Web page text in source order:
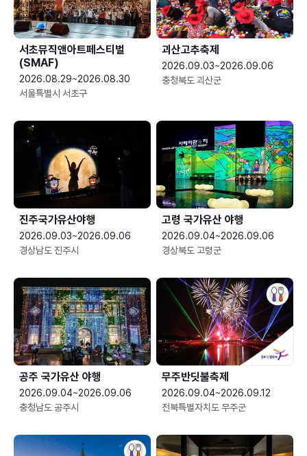
서초뮤직앤아트페스티벌
(SMAF)
2026.08.29~2026.08.30
서울특별시 서초구
괴산고추축제
2026.09.03~2026.09.06
충청북도 괴산군
진주국가유산야행
2026.09.03~2026.09.06
경상남도 진주시
고령 국가유산 야행
2026.09.04~2026.09.06
경상북도 고령군
공주 국가유산 야행
2026.09.04~2026.09.06
충청남도 공주시
무주반딧불축제
2026.09.04~2026.09.12
전북특별자치도 무주군